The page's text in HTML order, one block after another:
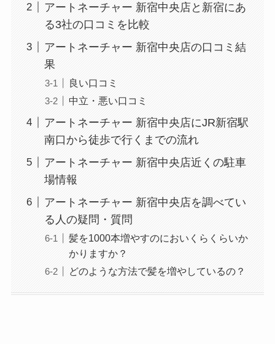
アートネーチャー 新宿中央店と新宿にあ
る3社の口コミを比較
アートネーチャー 新宿中央店の口コミ結
果
良い口コミ
中立・悪い口コミ
アートネーチャー 新宿中央店にJR新宿駅
南口から徒歩で行くまでの流れ
アートネーチャー 新宿中央店近くの駐車
場情報
アートネーチャー 新宿中央店を調べてい
る人の疑問・質問
髪を1000本増やすのにおいくらくらいか
かりますか？
どのような⽅法で髪を増やしているの？